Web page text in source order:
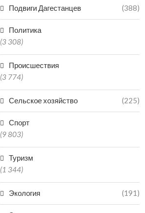
Подвиги Дагестанцев (388)
Политика
(3 308)
Происшествия
(3 774)
Сельское хозяйство (225)
Спорт
(9 803)
Туризм
(1 344)
Экология (191)